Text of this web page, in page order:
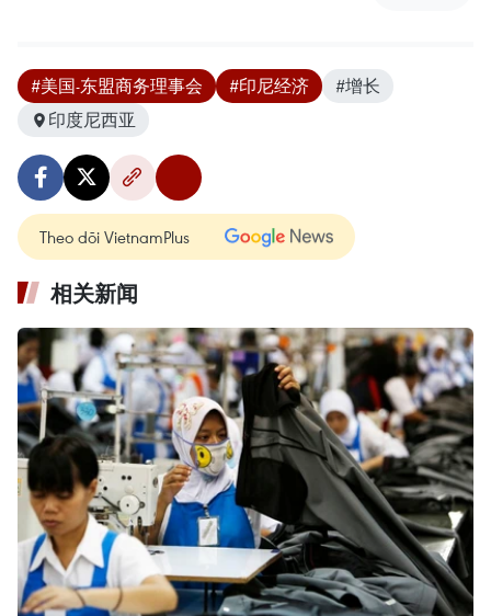
#美国-东盟商务理事会 #印尼经济
#增长
印度尼西亚
Theo dõi VietnamPlus
相关新闻